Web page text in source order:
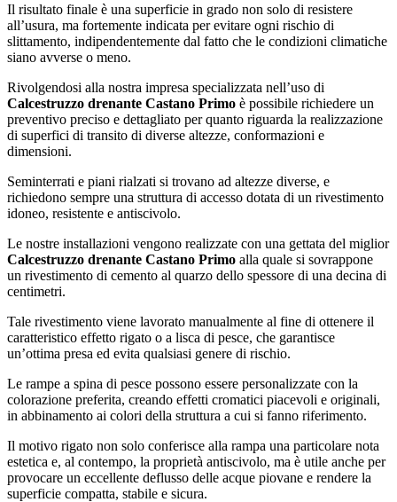
Il risultato finale è una superficie in grado non solo di resistere
all’usura, ma fortemente indicata per evitare ogni rischio di
slittamento, indipendentemente dal fatto che le condizioni climatiche
siano avverse o meno.
Rivolgendosi alla nostra impresa specializzata nell’uso di
Calcestruzzo drenante Castano Primo è possibile richiedere un
preventivo preciso e dettagliato per quanto riguarda la realizzazione
di superfici di transito di diverse altezze, conformazioni e
dimensioni.
Seminterrati e piani rialzati si trovano ad altezze diverse, e
richiedono sempre una struttura di accesso dotata di un rivestimento
idoneo, resistente e antiscivolo.
Le nostre installazioni vengono realizzate con una gettata del miglior
Calcestruzzo drenante Castano Primo alla quale si sovrappone
un rivestimento di cemento al quarzo dello spessore di una decina di
centimetri.
Tale rivestimento viene lavorato manualmente al fine di ottenere il
caratteristico effetto rigato o a lisca di pesce, che garantisce
un’ottima presa ed evita qualsiasi genere di rischio.
Le rampe a spina di pesce possono essere personalizzate con la
colorazione preferita, creando effetti cromatici piacevoli e originali,
in abbinamento ai colori della struttura a cui si fanno riferimento.
Il motivo rigato non solo conferisce alla rampa una particolare nota
estetica e, al contempo, la proprietà antiscivolo, ma è utile anche per
provocare un eccellente deflusso delle acque piovane e rendere la
superficie compatta, stabile e sicura.